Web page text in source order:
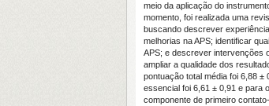
meio da aplicação do
momento, foi realizada uma
buscando descrever
melhorias na APS; identificar
APS; e descrever intervenções
ampliar a qualidade dos
pontuação total média foi 6,88 ±
essencial foi 6,61 ± 0,91 e para
componente de primeiro